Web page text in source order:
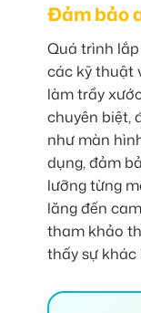
Đảm bảo
Quá trình
các kỹ thuật
làm trầy
chuyên biệt,
như màn
dụng, đảm
lưỡng từng
lăng đến
tham khảo
thấy sự khác